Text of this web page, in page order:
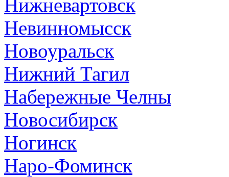
Нижневартовск
Невинномысск
Новоуральск
Нижний Тагил
Набережные Челны
Новосибирск
Ногинск
Наро-Фоминск